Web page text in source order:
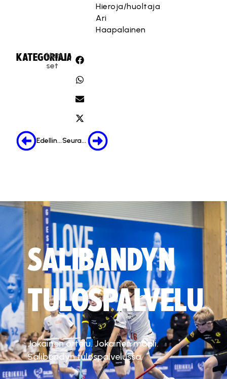
Hieroja/huoltaja
Ari
Haapalainen
KATEGORIA:
Uuti
set
JAA:
Edellinen Seuraava
SALIBANDYN
TULOSPALVELU
Jokainen ottelu. Jokainen maali.
Salibandyn tulospalvelussa.